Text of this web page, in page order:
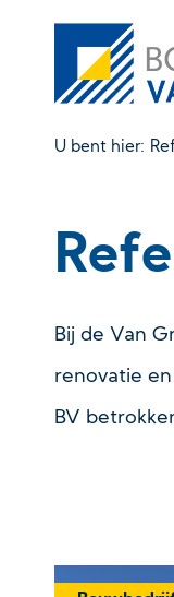
U bent hier:
Bij de Van
renovatie
BV